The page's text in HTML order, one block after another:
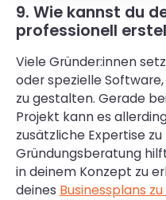
9. Wie kannst du
professionell
Viele Gründer:innen
oder spezielle
zu gestalten. Gerade
Projekt kann es
zusätzliche Expertise zu
Gründungsberatung
in deinem Konzept zu
deines Businessplans